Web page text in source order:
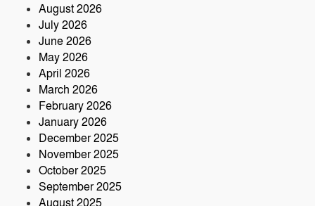
August 2026
July 2026
June 2026
May 2026
April 2026
March 2026
February 2026
January 2026
December 2025
November 2025
October 2025
September 2025
August 2025